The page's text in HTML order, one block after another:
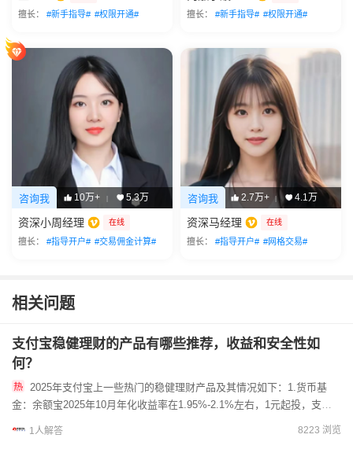
擅长： #新手指导# #权限开通# 擅长： #新手指导# #权限开通#
咨询我 10万+ | 5.3万
资深小周经理 在线
擅长： #指导开户# #交易佣金计算#
咨询我 2.7万+ | 4.1万
资深马经理 在线
擅长： #指导开户# #网格交易#
相关问题
支付宝稳健理财的产品有哪些推荐，收益和安全性如
何？
金：余额宝2025年10月年化收益率在1.95%-2.1%左右，1元起投，支持
1人解答 8223 浏览